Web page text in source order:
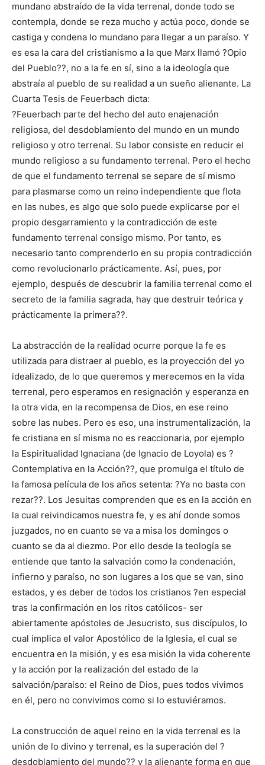
mundano abstraído de la vida terrenal, donde todo se
contempla, donde se reza mucho y actúa poco, donde se
castiga y condena lo mundano para llegar a un paraíso. Y
es esa la cara del cristianismo a la que Marx llamó ?Opio
del Pueblo??, no a la fe en sí, sino a la ideología que
abstraía al pueblo de su realidad a un sueño alienante. La
Cuarta Tesis de Feuerbach dicta:
?Feuerbach parte del hecho del auto enajenación
religiosa, del desdoblamiento del mundo en un mundo
religioso y otro terrenal. Su labor consiste en reducir el
mundo religioso a su fundamento terrenal. Pero el hecho
de que el fundamento terrenal se separe de sí mismo
para plasmarse como un reino independiente que flota
en las nubes, es algo que solo puede explicarse por el
propio desgarramiento y la contradicción de este
fundamento terrenal consigo mismo. Por tanto, es
necesario tanto comprenderlo en su propia contradicción
como revolucionarlo prácticamente. Así, pues, por
ejemplo, después de descubrir la familia terrenal como el
secreto de la familia sagrada, hay que destruir teórica y
prácticamente la primera??.
La abstracción de la realidad ocurre porque la fe es
utilizada para distraer al pueblo, es la proyección del yo
idealizado, de lo que queremos y merecemos en la vida
terrenal, pero esperamos en resignación y esperanza en
la otra vida, en la recompensa de Dios, en ese reino
sobre las nubes. Pero es eso, una instrumentalización, la
fe cristiana en sí misma no es reaccionaria, por ejemplo
la Espiritualidad Ignaciana (de Ignacio de Loyola) es ?
Contemplativa en la Acción??, que promulga el título de
la famosa película de los años setenta: ?Ya no basta con
rezar??. Los Jesuitas comprenden que es en la acción en
la cual reivindicamos nuestra fe, y es ahí donde somos
juzgados, no en cuanto se va a misa los domingos o
cuanto se da al diezmo. Por ello desde la teología se
entiende que tanto la salvación como la condenación,
infierno y paraíso, no son lugares a los que se van, sino
estados, y es deber de todos los cristianos ?en especial
tras la confirmación en los ritos católicos- ser
abiertamente apóstoles de Jesucristo, sus discípulos, lo
cual implica el valor Apostólico de la Iglesia, el cual se
encuentra en la misión, y es esa misión la vida coherente
y la acción por la realización del estado de la
salvación/paraíso: el Reino de Dios, pues todos vivimos
en él, pero no convivimos como si lo estuviéramos.
La construcción de aquel reino en la vida terrenal es la
unión de lo divino y terrenal, es la superación del ?
desdoblamiento del mundo?? y la alienante forma en que